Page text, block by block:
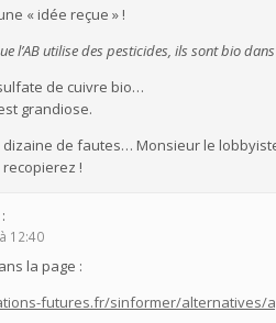
« idée reçue » !
l’AB utilise des pesticides, ils sont bio
de cuivre bio…
grandiose.
dizaine de fautes… Monsieur le
recopierez !
12:40
la page :
futures.fr/sinformer/alternatives/